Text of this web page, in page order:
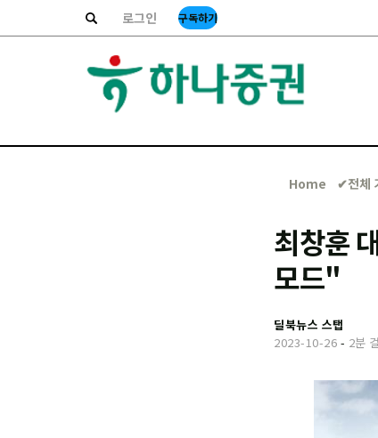
로그인 구독하기
Home ✔︎전체
최창훈
모드"
딜북뉴스 스탭
2023-10-26 - 2분